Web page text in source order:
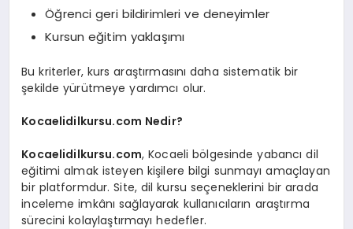
Öğrenci geri bildirimleri ve deneyimler
Kursun eğitim yaklaşımı
Bu kriterler, kurs araştırmasını daha sistematik bir
şekilde yürütmeye yardımcı olur.
Kocaelidilkursu.com Nedir?
Kocaelidilkursu.com, Kocaeli bölgesinde yabancı dil
eğitimi almak isteyen kişilere bilgi sunmayı amaçlayan
bir platformdur. Site, dil kursu seçeneklerini bir arada
inceleme imkânı sağlayarak kullanıcıların araştırma
sürecini kolaylaştırmayı hedefler.